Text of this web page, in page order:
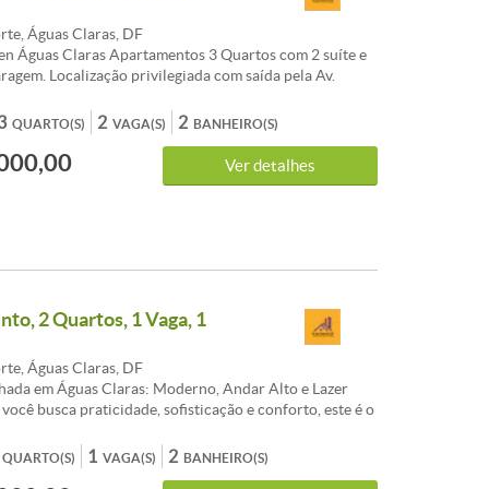
Águas Claras, DF
Águas Claras Apartamentos 3 Quartos com 2 suíte e
Localização privilegiada com saída pela Av.
Ecológico, estação de metrô, faculdade, colégios
Moderno, confortável, sofisticado em cada
você, não precise ir longe para ter tudo que
com: - Sala ampla; - 3 quartos, sendo 2 suítes; -
Whats (61)99546-2828 Os valores e condições
sem prévio aviso.
QUARTO(S) VAGA(S)
2 BANHEIRO(S)
2
Ver detalhes
2 Quartos, 1 Vaga, 1
Águas Claras, DF
em Águas Claras: Moderno, Andar Alto e Lazer
você busca praticidade, sofisticação e conforto, este é o
alto padrão e totalmente mobiliado. É entrar com as
São 60m² Andar Alto: Vista livre, mais ventilação e
QUARTO(S) VAGA(S)
1 BANHEIRO(S)
2